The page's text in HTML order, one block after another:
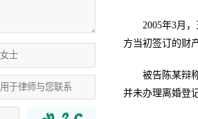
2005年3月
方当初签订的财
被告陈某辩
并未办理离婚登